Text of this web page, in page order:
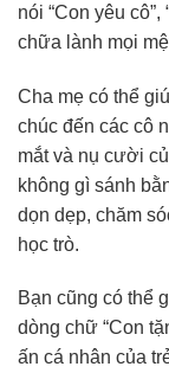
nói “Con yêu
chữa lành mọi
Cha mẹ có thể
chúc đến các cô
mắt và nụ cười
không gì sánh
dọn dẹp, chăm
học trò.
Bạn cũng có thể
dòng chữ “Con
ấn cá nhân của